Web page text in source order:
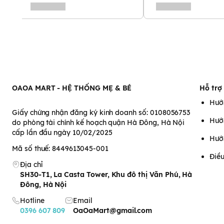
OAOA MART - HỆ THỐNG MẸ & BÉ
Giấy chứng nhận đăng ký kinh doanh số: 0108056753
do phòng tài chính kế hoạch quận Hà Đông, Hà Nội
cấp lần đầu ngày 10/02/2025
Mã số thuế: 8449613045-001
Địa chỉ
SH30-T1, La Casta Tower, Khu đô thị Văn Phú, Hà
Đông, Hà Nội
Hotline
0396 607 809
Email
OaOaMart@gmail.com
Hỗ trợ